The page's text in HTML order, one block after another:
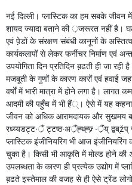
नई दिल्ली। प्लास्टिक का हम सबके जीवन
शायद ज्यादा बताने की ़जरूरत नहीं है।
एवं पे़डों के संरक्षण संबंधी कानूनों के
कार्यकलापों से लेकर फर्नीचर निर्माण एवं
उपयोगिता दिन प्रतिदिन ब़ढती ही जा
मजबूती के गुणों के कारण कारों एवं हवाई
वर्षों में भारी मात्रा में होने लगा है।
आदमी की पहुँच में भी हैं्। ऐसे में यह कहना
जीवन को अधिक आरामदायक और सुखमय
रध्य्यडट्ट·र्ैं ट्टष्ठ·अर्ैंह्ध्ह्ज्र्‍ ·र्ैंय् द्बब्žप्
प्लास्टिक इंजीनियरिंग भी आज
चुका है। किसी भी आकृति में मोल्ड होने की
उपलब्धता के कारण ही प्रत्येक उद्योग में
ब़ढते इस्तेमाल की वजह से ही ऐसे ट्रेंड